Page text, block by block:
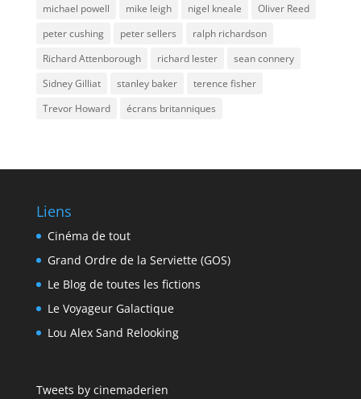
michael powell
mike leigh nigel kneale
Oliver Reed
peter cushing
peter sellers
ralph richardson
Richard Attenborough
richard lester
sean connery
Sidney Gilliat
stanley baker
terence fisher
Trevor Howard
écrans britanniques
Liens
Cinéma de tout
Grand Ordre de la Serviette (GOS)
Le Blog de toutes les fictions
Le Voyageur Galactique
Lou Alex Sand Relooking
Tweets by cinemaderien